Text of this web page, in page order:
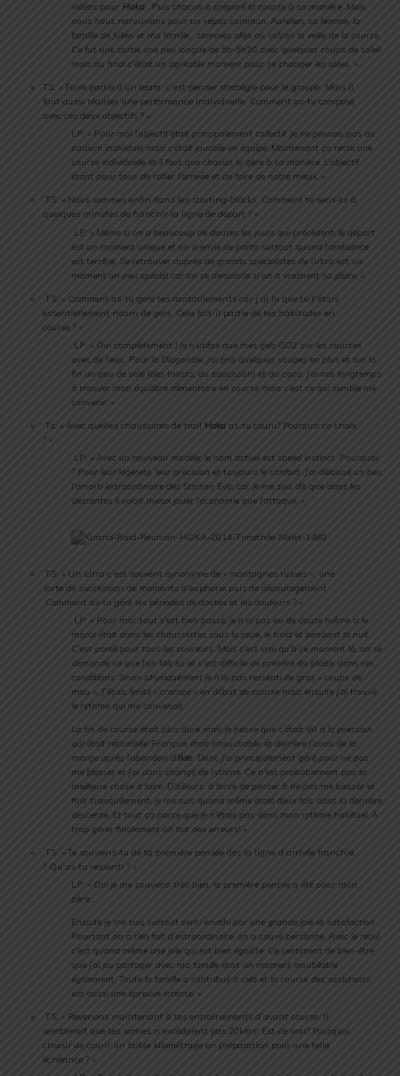
vidéos pour Hoka . Puis chacun a préparé la course à sa manière. Mais
nous nous retrouvions pour un repas commun. Aurélien, sa femme, la
famille de Julien et ma famille, sommes allés au volcan la veille de la course.
Ce fut une sortie une peu longue de 5h-5h30 avec quelques coups de soleil
mais au final c’était un agréable moment pour se changer les idées. »
TS: « Faire partie d’un team, c’est penser stratégie pour le groupe. Mais il
faut aussi réaliser une performance individuelle. Comment as-tu composé
avec ces deux objectifs ? »
LP: « Pour moi l’objectif était principalement collectif. Je ne pensais pas au
podium individuel mais c’était jouable en équipe. Maintenant ça reste une
course individuelle et il faut que chacun la gère à sa manière. L’objectif
étant pour tous de rallier l’arrivée et de faire de notre mieux. »
TS: « Nous sommes enfin dans les starting-blocks. Comment te sens-tu à
quelques minutes de franchir la ligne de départ ? »
LP: « Même si on a beaucoup de doutes les jours qui précèdent, le départ
est un moment unique et on a envie de partir surtout quand l’ambiance
est terrible. Se retrouver auprès de grands spécialistes de l’ultra est un
moment un peu spécial car on se demande si on a vraiment sa place. »
TS: « Comment as-tu géré tes ravitaillements car j’ai lu que tu t’étais
essentiellement nourri de gels. Cela fait-il partie de tes habitudes en
course ? »
LP: « Oui complètement ! Je n’utilise que mes gels GO2 sur les courses
avec de l’eau. Pour la Diagonale, j’ai pris quelques soupes en plus et sur la
fin un peu de salé (des toasts, du saucisson) et du coca. J’ai mis longtemps
à trouver mon équilibre alimentaire en course mais c’est ce qui semble me
convenir. »
Ts: « Avec quelles chaussures de trail Hoka as-tu couru? Pourquoi ce choix
? »
LP: « Avec un nouveau modèle; le nom actuel est speed instinct. Pourquoi
? Pour leur légèreté, leur précision et toujours le confort. J’ai délaissé un peu
l’amorti extraordinaire des Stinson Evo, car je me suis dit que dans les
descentes il valait mieux jouer l’économie que l’attaque. »
TS: « Un ultra c’est souvent synonyme de « montagnes russes », une
sorte de succession de moments d’euphorie puis de découragement
.Comment as-tu géré les périodes de doutes et les douleurs ? »
LP: « Pour moi ,tout s’est bien passé, je n’ai pas eu de doute même si le
moral était dans les chaussettes sous la pluie, le froid et pendant la nuit.
C’est pareil pour tous les coureurs. Mais c’est vrai qu’à ce moment là, on se
demande ce que l’on fait ici, et c’est difficile de prendre du plaisir dans ces
conditions. Sinon physiquement je n’ai pas ressenti de gros « coups de
mou ». J’’étais limite « crampé » en début de course mais ensuite j’ai trouvé
le rythme qui me convenait.
La fin de course était plus dure mais je pense que c’était dû à la pression
qui était retombée. François était intouchable, et derrière j’avais de la
marge après l’abandon d’Iker. Donc j’ai principalement géré pour ne pas
me blesser et j’ai donc changé de rythme. Ce n’est probablement pas la
meilleure chose à faire. D’ailleurs, à force de penser à ne pas me blesser et
finir tranquillement, je me suis quand même étalé deux fois dans la dernière
descente. Et tout ça parce que je n’étais pas dans mon rythme habituel. A
trop gérer finalement on fait des erreurs! »
TS: « Te souviens-tu de ta première pensée dès la ligne d’arrivée franchie
? Qu’as-tu ressenti ? »
LP: « Oui je me souviens très bien, la première pensée a été pour mon
père…
Ensuite je me suis surtout senti envahi par une grande joie et satisfaction
Pourtant on a rien fait d’extraordinaire, on a sauvé personne. Avec le recul
c’est quand même une joie qui est bien égoïste. Ce sentiment de bien-être
que j’ai pu partager avec ma famille était un moment inoubliable
également. Toute la famille a contribué à cela et la course des assistants
est aussi une épreuve intense. »
TS: « Revenons maintenant à tes entraînements d’avant course. Il
semblerait que tes sorties n’excédaient pas 20kms! Est-ce vrai? Pourquoi
choisir de courir un faible kilométrage en préparation pour une telle
échéance ? »